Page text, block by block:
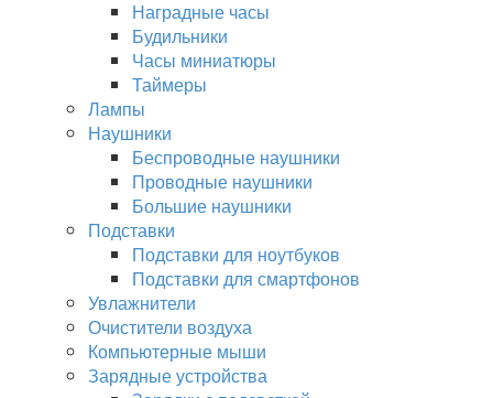
Наградные часы
Будильники
Часы миниатюры
Таймеры
Лампы
Наушники
Беспроводные наушники
Проводные наушники
Большие наушники
Подставки
Подставки для ноутбуков
Подставки для смартфонов
Увлажнители
Очистители воздуха
Компьютерные мыши
Зарядные устройства